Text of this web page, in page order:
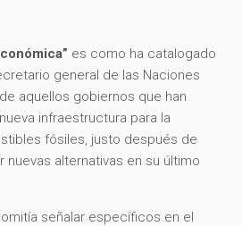
es como ha catalogado
general de las Naciones
aquellos gobiernos que han
infraestructura para la
fósiles, justo después de
nuevas alternativas en su último
señalar específicos en el